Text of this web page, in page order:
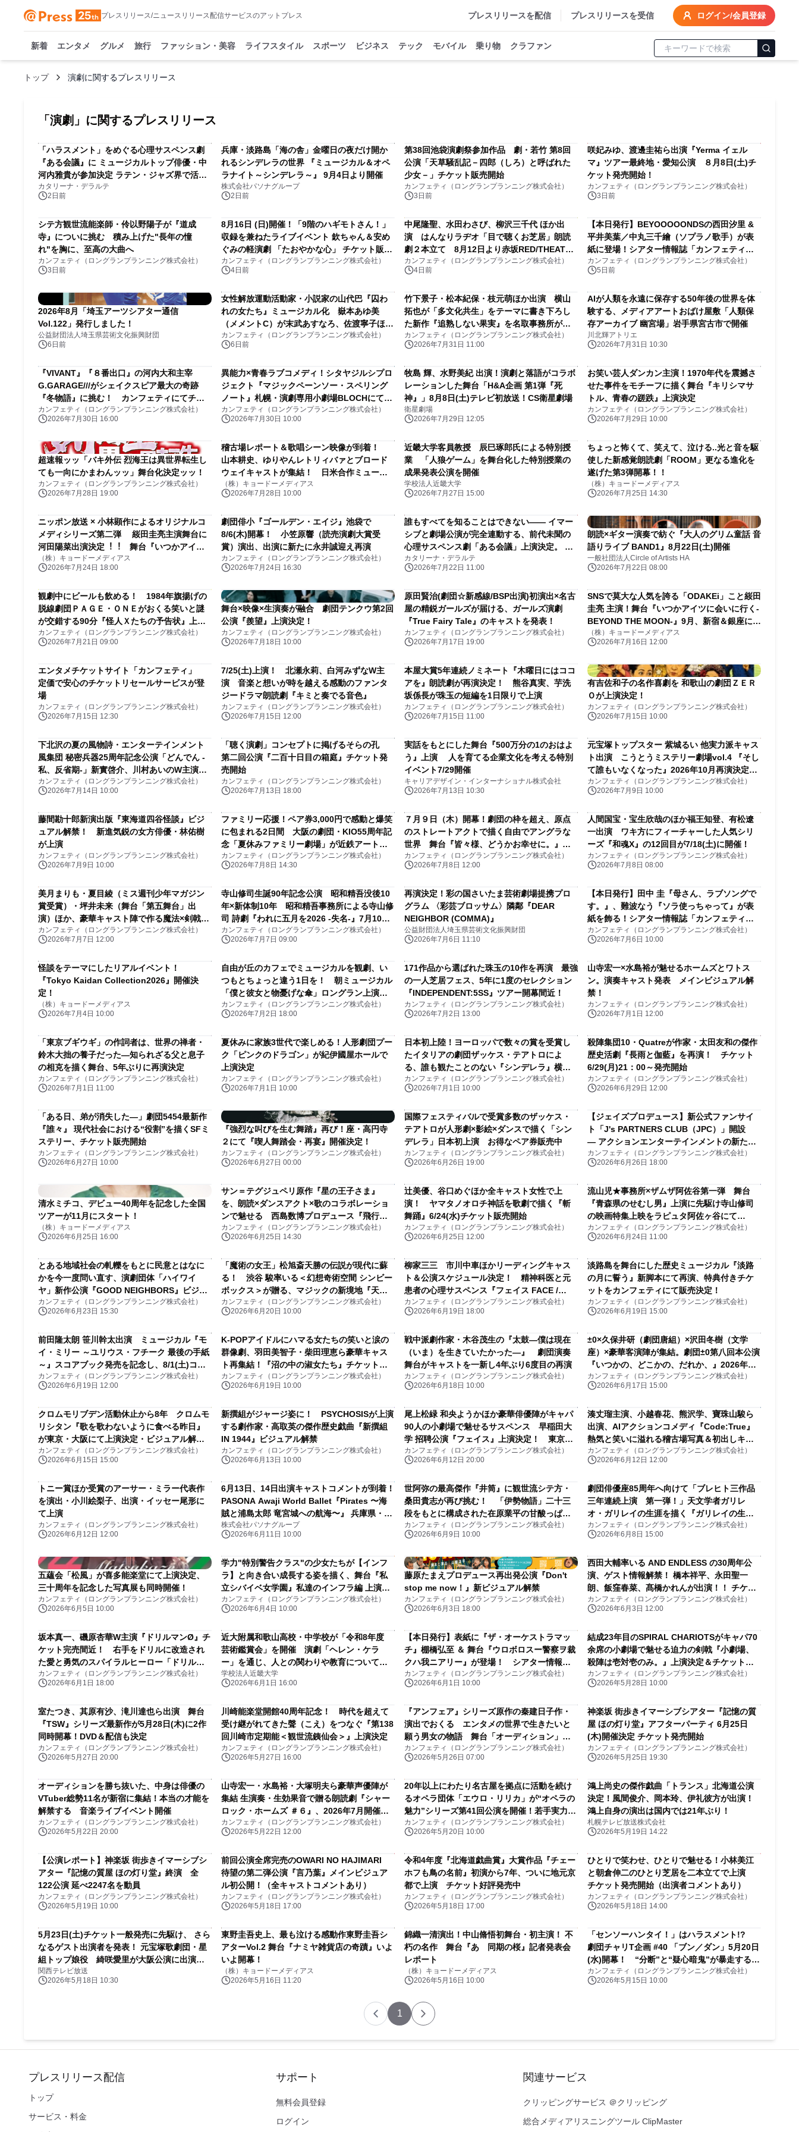
プレスリリース/ニュースリリース配信サービスのアットプレス プレスリリースを配信 プレスリリースを受信 ログイン/会員登録
新着 エンタメ グルメ 旅行 ファッション・美容 ライフスタイル スポーツ ビジネス テック モバイル 乗り物 クラファン
トップ 演劇に関するプレスリリース
「 演劇 」に関するプレスリリース
「ハラスメント」をめぐる心理サスペンス劇
『ある会議』に ミュージカルトップ俳優・中
河内雅貴が参加決定 ラテン・ジャズ界で活躍
するSAYAKAが生演奏で参加も！
カタリーナ・デラルテ
2日前
兵庫・淡路島「海の舎」金曜日の夜だけ開か
れるシンデレラの世界 『ミュージカル＆オペ
ラナイト～シンデレラ～』 9月4日より開催
株式会社パソナグループ
2日前
第38回池袋演劇祭参加作品 劇・若竹 第8回
公演「天草騒乱記－四郎（しろ）と呼ばれた
少女－」チケット販売開始
カンフェティ（ロングランプランニング株式会社）
3日前
咲妃みゆ、渡邊圭祐ら出演『Yerma イェル
マ』ツアー最終地・愛知公演 ８月8日(土)チ
ケット発売開始！
カンフェティ（ロングランプランニング株式会社）
3日前
シテ方観世流能楽師・伶以野陽子が『道成
寺』についに挑む 積み上げた"長年の憧
れ"を胸に、至高の大曲へ
カンフェティ（ロングランプランニング株式会社）
3日前
8月16日 (日)開催！「9階のハギモトさん！」
収録を兼ねたライブイベント 欽ちゃん＆安め
ぐみの軽演劇 「たおやかな心」 チケット販売
中
カンフェティ（ロングランプランニング株式会社）
4日前
中尾隆聖、水田わさび、柳沢三千代 ほか出
演 はんなりラヂオ「目で聴くお芝居」朗読
劇２本立て 8月12日より赤坂RED/THEATER
にて上演
カンフェティ（ロングランプランニング株式会社）
4日前
【本日発行】BEYOOOOONDSの西田汐里 &
平井美葉／中丸三千繪（ソプラノ歌手）が表
紙に登場！シアター情報誌「カンフェティ」9
月号発行
カンフェティ（ロングランプランニング株式会社）
5日前
2026年8月「埼玉アーツシアター通信
Vol.122」発行しました！
公益財団法人埼玉県芸術文化振興財団
6日前
女性解放運動活動家・小説家の山代巴『囚わ
れの女たち』ミュージカル化 嶽本あゆ美
（メメントC）が末武あすなろ、佐渡寧子ほか
女性キャストらと上演
カンフェティ（ロングランプランニング株式会社）
6日前
竹下景子・松本紀保・枝元萌ほか出演 横山
拓也が「多文化共生」をテーマに書き下ろし
た新作『追熟しない果実』を名取事務所が上
演 チケット8月3日(月)11:00 ～販売開始！
カンフェティ（ロングランプランニング株式会社）
2026年7月31日 11:00
AIが人類を永遠に保存する50年後の世界を体
験する、メディアアートおばけ屋敷「人類保
存アーカイブ 幽宮場」岩手県宮古市で開催
川北輝アトリエ
2026年7月31日 10:30
『VIVANT』『８番出口』の河内大和主宰
G.GARAGE///がシェイクスピア最大の奇跡
『冬物語』に挑む！ カンフェティにてチケ
ット販売中
カンフェティ（ロングランプランニング株式会社）
2026年7月30日 16:00
異能力×青春ラブコメディ！シタヤジルシプロ
ジェクト『マジックペーンソー・スペリング
ノート』札幌・演劇専用小劇場BLOCHにて上
演決定
カンフェティ（ロングランプランニング株式会社）
2026年7月30日 10:00
牧島 輝、水野美紀 出演！演劇と落語がコラボ
レーションした舞台「H&A企画 第1弾『死
神』」8月8日(土)テレビ初放送！CS衛星劇場
衛星劇場
2026年7月29日 12:05
お笑い芸人ダンカン主演！1970年代を震撼さ
せた事件をモチーフに描く舞台『キリシマサ
トル、青春の蹉跌』上演決定
カンフェティ（ロングランプランニング株式会社）
2026年7月29日 10:00
超速報ッッ「バキ外伝 烈海王は異世界転生し
ても一向にかまわんッッ」舞台化決定ッッ！
カンフェティ（ロングランプランニング株式会社）
2026年7月28日 19:00
稽古場レポート＆歌唱シーン映像が到着！
山本耕史、ゆりやんレトリィバァとブロード
ウェイキャストが集結！ 日米合作ミュージ
カル『フルモンティ』熱気あふれる稽古場映
像を公開
（株）キョードーメディアス
2026年7月28日 10:00
近畿大学客員教授 辰巳琢郎氏による特別授
業 「人狼ゲーム」を舞台化した特別授業の
成果発表公演を開催
学校法人近畿大学
2026年7月27日 15:00
ちょっと怖くて、笑えて、泣ける..光と音を駆
使した新感覚朗読劇「ROOM」更なる進化を
遂げた第3弾開幕！！
（株）キョードーメディアス
2026年7月25日 14:30
ニッポン放送 × ⼩林顕作によるオリジナルコ
メディシリーズ第⼆弾 䋝⽥圭亮主演舞台に
河⽥陽菜出演決定︕︕ 舞台『いつかアイツ
に会いに⾏く-BEYOND THE MOON-』
（株）キョードーメディアス
2026年7月24日 18:00
劇団俳小『ゴールデン・エイジ』池袋で
8/6(木)開幕！ 小笠原響（読売演劇大賞受
賞）演出、出演に新たに永井誠迎え再演
カンフェティ（ロングランプランニング株式会社）
2026年7月24日 16:30
誰もすべてを知ることはできない―― イマー
シブと劇場公演が完全連動する、前代未聞の
心理サスペンス劇「ある会議」上演決定。 あ
なたは真実を見抜けるか？
カタリーナ・デラルテ
2026年7月22日 11:00
朗読×ギター演奏で紡ぐ『大人のグリム童話 音
語りライブ BAND1』8月22日(土)開催
一般社団法人Circle of Artists HA
2026年7月22日 08:00
観劇中にビールも飲める！ 1984年旗揚げの
脱線劇団ＰＡＧＥ・ＯＮＥがおくる笑いと謎
が交錯する90分『怪人Ｘたちの予告状』上演
決定
カンフェティ（ロングランプランニング株式会社）
2026年7月21日 09:00
舞台×映像×生演奏が融合 劇団テンクウ第2回
公演『羨望』上演決定！
カンフェティ（ロングランプランニング株式会社）
2026年7月18日 10:00
原田賢治(劇団☆新感線/BSP出演)初演出×名古
屋の精鋭ガールズが届ける、ガールズ演劇
『True Fairy Tale』のキャストを発表！
カンフェティ（ロングランプランニング株式会社）
2026年7月17日 19:00
SNSで莫大な人気を誇る「ODAKEi」こと䋝田
圭亮 主演！舞台『いつかアイツに会いに行く-
BEYOND THE MOON-』9月、新宿＆銀座にて
連続上演決定！
（株）キョードーメディアス
2026年7月16日 12:00
エンタメチケットサイト「カンフェティ」
定価で安心のチケットリセールサービスが登
場
カンフェティ（ロングランプランニング株式会社）
2026年7月15日 12:30
7/25(土)上演！ 北瀬永莉、白河みずなW主
演 音楽と想いが時を越える感動のファンタ
ジードラマ朗読劇『キミと奏でる音色』
カンフェティ（ロングランプランニング株式会社）
2026年7月15日 12:00
本屋大賞5年連続ノミネート『木曜日にはココ
アを』朗読劇が再演決定！ 熊谷真実、芋洗
坂係長が珠玉の短編を1日限りで上演
カンフェティ（ロングランプランニング株式会社）
2026年7月15日 11:00
有吉佐和子の名作喜劇を 和歌山の劇団ＺＥＲ
Ｏが上演決定！
カンフェティ（ロングランプランニング株式会社）
2026年7月15日 10:00
下北沢の夏の風物詩・エンターテインメント
風集団 秘密兵器25周年記念公演「どんでん -
私、反省期-」新實啓介、川村あいのW主演で
上演
カンフェティ（ロングランプランニング株式会社）
2026年7月14日 10:00
「聴く演劇」コンセプトに掲げるそらの孔
第二回公演『二百十日目の箱庭』チケット発
売開始
カンフェティ（ロングランプランニング株式会社）
2026年7月13日 18:00
実話をもとにした舞台『500万分の1のおはよ
う』上演 人を育てる企業文化を考える特別
イベント7/29開催
キャリアデザイン・インターナショナル株式会社
2026年7月13日 10:30
元宝塚トップスター 紫城るい 他実力派キャス
ト出演 こうとうミステリー劇場vol.4 『そし
て誰もいなくなった』2026年10月再演決定
各地公演に先立つ開幕公演
カンフェティ（ロングランプランニング株式会社）
2026年7月9日 10:00
藤間勘十郎新演出版『東海道四谷怪談』ビジ
ュアル解禁！ 新進気鋭の女方俳優・林佑樹
が上演
カンフェティ（ロングランプランニング株式会社）
2026年7月9日 10:00
ファミリー応援！ペア券3,000円で感動と爆笑
に包まれる2日間 大阪の劇団・KIO55周年記
念「夏休みファミリー劇場」が近鉄アート館
で8月15・16日に開幕
カンフェティ（ロングランプランニング株式会社）
2026年7月8日 14:30
７月９日（木）開幕！劇団の枠を超え、原点
のストレートアクトで描く自由でアングラな
世界 舞台『皆々様、どうかお幸せに。』チ
ケット販売中
カンフェティ（ロングランプランニング株式会社）
2026年7月8日 12:00
人間国宝・宝生欣哉のほか福王知登、有松遼
一出演 ワキ方にフィーチャーした人気シリ
ーズ『和魂X』の12回目が7/18(土)に開催！
カンフェティ（ロングランプランニング株式会社）
2026年7月8日 08:00
美月まりも・夏目綾（ミス週刊少年マガジン
賞受賞）・坪井未来（舞台「第五舞台」出
演）ほか、豪華キャスト陣で作る魔法×剣戟エ
ンタメ舞台チケット好評販売中
カンフェティ（ロングランプランニング株式会社）
2026年7月7日 12:00
寺山修司生誕90年記念公演 昭和精吾没後10
年×新体制10年 昭和精吾事務所による寺山修
司 詩劇『われに五月を2026 -失名-』7月10
日・11日上演まもなく
カンフェティ（ロングランプランニング株式会社）
2026年7月7日 09:00
再演決定！彩の国さいたま芸術劇場提携プロ
グラム 〈彩芸ブロッサム〉隣鄰『DEAR
NEIGHBOR (COMMA)』
公益財団法人埼玉県芸術文化振興財団
2026年7月6日 11:10
【本日発行】田中 圭『母さん、ラブソングで
す。』、難波なう『ソラ使っちゃって』が表
紙を飾る！シアター情報誌「カンフェティ」8
月号
カンフェティ（ロングランプランニング株式会社）
2026年7月6日 10:00
怪談をテーマにしたリアルイベント！
『Tokyo Kaidan Collection2026』開催決
定！
（株）キョードーメディアス
2026年7月4日 10:00
自由が丘のカフェでミュージカルを観劇、い
つもとちょっと違う1日を！ 朝ミュージカル
「僕と彼女と物憂げな傘」ロングラン上演チ
ケット完売間近
カンフェティ（ロングランプランニング株式会社）
2026年7月2日 18:00
171作品から選ばれた珠玉の10作を再演 最強
の一人芝居フェス、5年に1度のセレクション
『INDEPENDENT:5SS』ツアー開幕間近！
カンフェティ（ロングランプランニング株式会社）
2026年7月2日 13:00
山寺宏一×水島裕が魅せるホームズとワトス
ン。演奏キャスト発表 メインビジュアル解
禁！
カンフェティ（ロングランプランニング株式会社）
2026年7月1日 12:00
「東京ブギウギ」の作詞者は、世界の禅者・
鈴木大拙の養子だった—知られざる父と息子
の相克を描く舞台、5年ぶりに再演決定
カンフェティ（ロングランプランニング株式会社）
2026年7月1日 11:00
夏休みに家族3世代で楽しめる！人形劇団プー
ク「ピンクのドラゴン」が紀伊國屋ホールで
上演決定
カンフェティ（ロングランプランニング株式会社）
2026年7月1日 10:00
日本初上陸！ヨーロッパで数々の賞を受賞し
たイタリアの劇団ザッケス・テアトロによ
る、誰も観たことのない『シンデレラ』横浜
での上演決定
カンフェティ（ロングランプランニング株式会社）
2026年7月1日 10:00
殺陣集団10・Quatreが作家・太田友和の傑作
歴史活劇『長雨と伽藍』を再演！ チケット
6/29(月)21：00～発売開始
カンフェティ（ロングランプランニング株式会社）
2026年6月29日 12:00
「ある日、弟が消失した―」劇団5454最新作
『誰々』 現代社会における“役割”を描くSFミ
ステリー、チケット販売開始
カンフェティ（ロングランプランニング株式会社）
2026年6月27日 10:00
『強烈な叫びを生む舞踏』再び！座・高円寺
２にて『喫人舞踏会・再宴』開催決定！
カンフェティ（ロングランプランニング株式会社）
2026年6月27日 00:00
国際フェスティバルで受賞多数のザッケス・
テアトロが人形劇×影絵×ダンスで描く「シン
デレラ」日本初上演 お得なペア券販売中
カンフェティ（ロングランプランニング株式会社）
2026年6月26日 19:00
【ジェイズプロデュース】新公式ファンサイ
ト「J's PARTNERS CLUB（JPC）」開設
― アクションエンターテインメントの新たな
熱狂を、デジタル空間でファンと共に ―
カンフェティ（ロングランプランニング株式会社）
2026年6月26日 18:00
清水ミチコ、デビュー40周年を記念した全国
ツアーが11月にスタート！
（株）キョードーメディアス
2026年6月25日 16:00
サン＝テグジュペリ原作『星の王子さま』
を、朗読×ダンスアクト×歌のコラボレーショ
ンで魅せる 西島数博プロデュース『飛行士
と王子の物語』上演決定
カンフェティ（ロングランプランニング株式会社）
2026年6月25日 14:30
辻美優、谷口めぐほか全キャスト女性で上
演！ ヤマタノオロチ神話を歌劇で描く『斬
舞踊』6/24(水)チケット販売開始
カンフェティ（ロングランプランニング株式会社）
2026年6月25日 12:00
流山児★事務所×ザムザ阿佐谷第一弾 舞台
『青森県のせむし男』上演に先駆け寺山修司
の映画特集上映をラピュタ阿佐ヶ谷にて
7/1(水)〜開催！
カンフェティ（ロングランプランニング株式会社）
2026年6月24日 11:00
とある地域社会の軋轢をもとに民意とはなに
かを今一度問い直す、演劇団体「ハイワイ
ヤ」新作公演『GOOD NEIGHBORS』ビジュ
アル＆出演者解禁
カンフェティ（ロングランプランニング株式会社）
2026年6月23日 15:30
「魔術の女王」松旭斎天勝の伝説が現代に蘇
る！ 渋谷 駿率いる＜幻想奇術空間 シンビー
ボックス＞が贈る、マジックの新境地『天翔
ける心――松旭斎天勝物語』開催決定
カンフェティ（ロングランプランニング株式会社）
2026年6月20日 10:00
柳家三三 市川中車ほかリーディングキャス
ト＆公演スケジュール決定！ 精神科医と元
患者の心理サスペンス『フェイス FACE /
FAITH』7月31日(金)開幕
カンフェティ（ロングランプランニング株式会社）
2026年6月19日 18:00
淡路島を舞台にした歴史ミュージカル『淡路
の月に誓う』新脚本にて再演、特典付きチケ
ットをカンフェティにて販売決定！
カンフェティ（ロングランプランニング株式会社）
2026年6月19日 15:00
前田隆太朗 笹川幹太出演 ミュージカル『モ
イ・ミリー ～ユリウス・フチーク 最後の手紙
～』スコアブック発売を記念し、8/1(土)コン
サート開催決定！
カンフェティ（ロングランプランニング株式会社）
2026年6月19日 12:00
K-POPアイドルにハマる女たちの笑いと涙の
群像劇、羽田美智子・柴田理恵ら豪華キャス
ト再集結！『沼の中の淑女たち』チケット発
売開始
カンフェティ（ロングランプランニング株式会社）
2026年6月19日 10:00
戦中派劇作家・木谷茂生の『太鼓―僕は現在
（いま）を生きていたかった―』 劇団演奏
舞台がキャストを一新し4年ぶり6度目の再演
カンフェティ（ロングランプランニング株式会社）
2026年6月18日 10:00
±0×久保井研（劇団唐組）×沢田冬樹（文学
座）×豪華客演陣が集結。劇団±0第八回本公演
『いつかの、どこかの、だれか、』2026年
夏・東京、大塚萬劇場にて上演決定
カンフェティ（ロングランプランニング株式会社）
2026年6月17日 15:00
クロムモリブデン活動休止から8年 クロムモ
リシタン『歌を歌わないように食べる昨日』
が東京・大阪にて上演決定・ビジュアル解
禁！
カンフェティ（ロングランプランニング株式会社）
2026年6月15日 15:00
新撰組がジャージ姿に！ PSYCHOSISが上演
する劇作家・高取英の傑作歴史戯曲『新撰組
IN 1944』ビジュアル解禁
カンフェティ（ロングランプランニング株式会社）
2026年6月13日 10:00
尾上松緑 和央ようかほか豪華俳優陣がキャパ
90人の小劇場で魅せるサスペンス 早稲田大
学 招聘公演『フェイス』上演決定！ 東京オ
リ・パラ公式エンブレム手掛けた野老朝雄に
よるビジュアルも公開
カンフェティ（ロングランプランニング株式会社）
2026年6月12日 20:00
湊丈瑠主演、小越春花、熊沢学、寶珠山駿ら
出演、AIアクションコメディ『Code:True』
熱気と笑いに溢れる稽古場写真＆初出しキャ
ストコメント
カンフェティ（ロングランプランニング株式会社）
2026年6月12日 12:00
トニー賞ほか受賞のアーサー・ミラー代表作
を演出・小川絵梨子、出演・イッセー尾形に
て上演
カンフェティ（ロングランプランニング株式会社）
2026年6月12日 12:00
6月13日、14日出演キャストコメントが到着！
PASONA Awaji World Ballet『Pirates 〜海
賊と浦島太郎 竜宮城への航海〜』 兵庫県・淡
路島 旧アソンブレホールにて開幕
株式会社パソナグループ
2026年6月11日 10:00
世阿弥の最高傑作『井筒』に観世流シテ方・
桑田貴志が再び挑む！ 「伊勢物語」二十三
段をもとに構成された在原業平の甘酸っぱい
初恋物語
カンフェティ（ロングランプランニング株式会社）
2026年6月9日 10:00
劇団俳優座85周年へ向けて「ブレヒト三作品
三年連続上演 第一弾！」天文学者ガリレ
オ・ガリレイの生涯を描く『ガリレイの生
涯』チケット発売開始
カンフェティ（ロングランプランニング株式会社）
2026年6月8日 15:00
五蘊会「松風」が喜多能楽堂にて上演決定、
三十周年を記念した写真展も同時開催！
カンフェティ（ロングランプランニング株式会社）
2026年6月5日 10:00
学力"特別警告クラス"の少女たちが【インフ
ラ】と向き合い成長する姿を描く、舞台『私
立シバイベ女学園』私達のインフラ編 上演決
定！
カンフェティ（ロングランプランニング株式会社）
2026年6月4日 10:00
藤原たまえプロデュース再出発公演『Don't
stop me now！』新ビジュアル解禁
カンフェティ（ロングランプランニング株式会社）
2026年6月3日 18:00
西田大輔率いる AND ENDLESS の30周年公
演、ゲスト情報解禁！ 橋本祥平、永田聖一
朗、飯窪春菜、髙橋かれんが出演！！ チケッ
ト一次先行スタート！！
カンフェティ（ロングランプランニング株式会社）
2026年6月3日 12:00
坂本真一、磯原杏華W主演『ドリルマンØ』チ
ケット完売間近！ 右手をドリルに改造され
た愛と勇気のスパイラルヒーロー「ドリルマ
ン」誕生の瞬間を巡る前日譚、まもなく上演
カンフェティ（ロングランプランニング株式会社）
2026年6月1日 18:00
近大附属和歌山高校・中学校が「令和8年度
芸術鑑賞会」を開催 演劇「ヘレン・ケラ
ー」を通じ、人との関わりや教育について考
える
学校法人近畿大学
2026年6月1日 16:00
【本日発行】表紙に『ザ・オーケストラマッ
チ』棚橋弘至 ＆ 舞台『ウロボロスー警察ヲ裁
クハ我ニアリー』が登場！ シアター情報誌
「カンフェティ」7月号発行
カンフェティ（ロングランプランニング株式会社）
2026年6月1日 10:00
結成23年目のSPIRAL CHARIOTSがキャパ70
余席の小劇場で魅せる迫力の剣戟『小劇場、
殺陣は壱対壱のみ。』上演決定＆チケット発
売開始！
カンフェティ（ロングランプランニング株式会社）
2026年5月28日 10:00
室たつき、其原有沙、滝川達也ら出演 舞台
『TSW』シリーズ最新作が5月28日(木)に2作
同時開幕！DVD＆配信も決定
カンフェティ（ロングランプランニング株式会社）
2026年5月27日 20:00
川崎能楽堂開館40周年記念！ 時代を超えて
受け継がれてきた聲（こえ）をつなぐ『第138
回川崎市定期能＜観世流銕仙会＞』上演決定
カンフェティ（ロングランプランニング株式会社）
2026年5月27日 16:00
『アンフェア』シリーズ原作の秦建日子作・
演出でおくる エンタメの世界で生きたいと
願う男女の物語 舞台「オーディション」
5/30(土)10:00チケット販売開始！
カンフェティ（ロングランプランニング株式会社）
2026年5月26日 07:00
神楽坂 街歩きイマーシブシアター『記憶の質
屋 ほの灯り堂』アフターパーティ 6月25日
(木)開催決定 チケット発売開始
カンフェティ（ロングランプランニング株式会社）
2026年5月25日 19:30
オーディションを勝ち抜いた、中身は俳優の
VTuber総勢11名が新宿に集結！本当の才能を
解禁する 音楽ライブイベント開催
カンフェティ（ロングランプランニング株式会社）
2026年5月22日 20:00
山寺宏一・水島裕・大塚明夫ら豪華声優陣が
集結 生演奏・生効果音で贈る朗読劇『シャー
ロック・ホームズ ＃６』、2026年7月開催決
定！
カンフェティ（ロングランプランニング株式会社）
2026年5月22日 12:00
20年以上にわたり名古屋を拠点に活動を続け
るオペラ団体「エウロ・リリカ」が“オペラの
魅力”シリーズ第41回公演を開催！若手実力派
歌手による本格オペラを、演奏会形式ハイラ
イト版で上演
カンフェティ（ロングランプランニング株式会社）
2026年5月20日 10:00
鴻上尚史の傑作戯曲「トランス」北海道公演
決定！風間俊介、岡本玲、伊礼彼方が出演！
鴻上自身の演出は国内では21年ぶり！
札幌テレビ放送株式会社
2026年5月19日 14:22
【公演レポート】神楽坂 街歩きイマーシブシ
アター『記憶の質屋 ほの灯り堂』終演 全
122公演 延べ2247名を動員
カンフェティ（ロングランプランニング株式会社）
2026年5月19日 10:00
前回公演全席完売のOWARI NO HAJIMARI
待望の第二弾公演『言乃葉』メインビジュア
ル初公開！（全キャストコメントあり）
カンフェティ（ロングランプランニング株式会社）
2026年5月18日 17:00
令和4年度『北海道戯曲賞』大賞作品『チェー
ホフも鳥の名前』初演から7年、ついに地元京
都で上演 チケット好評発売中
カンフェティ（ロングランプランニング株式会社）
2026年5月18日 17:00
ひとりで笑わせ、ひとりで魅せる！小林美江
と朝倉伸二のひとり芝居を二本立てで上演
チケット発売開始（出演者コメントあり）
カンフェティ（ロングランプランニング株式会社）
2026年5月18日 14:00
5月23日(土)チケット一般発売に先駆け、 さら
なるゲスト出演者を発表！ 元宝塚歌劇団・星
組トップ娘役 綺咲愛里が大阪公演に出演決
定！
関西テレビ放送
2026年5月18日 10:30
東野圭吾史上、最も泣ける感動作東野圭吾シ
アターVol.2 舞台『ナミヤ雑貨店の奇蹟』いよ
いよ開幕！
（株）キョードーメディアス
2026年5月16日 11:20
錦織一清演出！中山脩悟初舞台・初主演！ 不
朽の名作 舞台『あゝ同期の桜』記者発表会
レポート
（株）キョードーメディアス
2026年5月16日 10:00
「センソーハンタイ！」はハラスメント!?
劇団チャリT企画 #40 「ブン／ダン」5月20日
(水)開幕！ “分断”と“疑心暗鬼”が暴走する現
代日本を描くブラックコメディ
カンフェティ（ロングランプランニング株式会社）
2026年5月15日 10:00
1
プレスリリース配信
トップ
サービス・料金
サポート
無料会員登録
ログイン
関連サービス
クリッピングサービス ＠クリッピング
総合メディアリスニングツール ClipMaster